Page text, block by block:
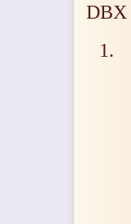
DBX